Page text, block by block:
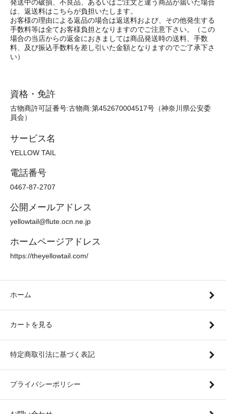
発送中の破損、不良品、あるいはご注文と違う商品が届いた場合
は、返送料はこちらが負担いたします。
お客様の理由による返品の場合は返送料および、その他発生する
手数料等は全てお客様負担となりますのでご注意下さい。（この
場合の当店からの返金におきましては商品発送時の送料、手数
料、及び振込手数料を差し引いた金額となりますのでご了承下さ
い）
資格・免許
古物商許可証番号:古物商:第452670004517号（神奈川県公安委
員会）
サービス名
YELLOW TAIL
電話番号
0467-87-2707
公開メールアドレス
yellowtail@flute.ocn.ne.jp
ホームページアドレス
https://theyellowtail.com/
ホーム
カートを見る
特定商取引法に基づく表記
プライバシーポリシー